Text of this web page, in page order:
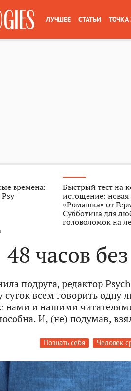
ЛУЧШЕЕ СТАТЬИ ТОЧКА
времена:
Быстрый тест на
истощение: новая
«Ромашка» от
Субботина для
головоломок на
48 часов
подруга, редактор
всем говорить одну
и нашими
И, (не) подумав,
Познать себя Человек